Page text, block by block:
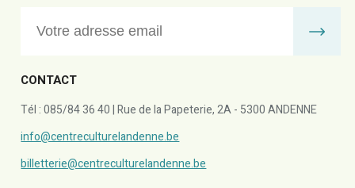
CONTACT
Tél : 085/84 36 40 | Rue de la Papeterie, 2A - 5300 ANDENNE
info@centreculturelandenne.be
billetterie@centreculturelandenne.be